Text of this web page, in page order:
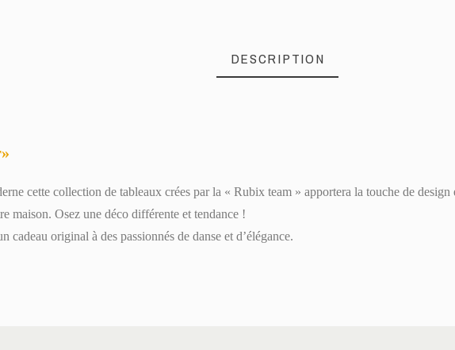
DESCRIPTION
cette collection de tableaux crées par la « Rubix team » apportera la touche de
maison. Osez une déco différente et tendance !
cadeau original à des passionnés de danse et d’élégance.